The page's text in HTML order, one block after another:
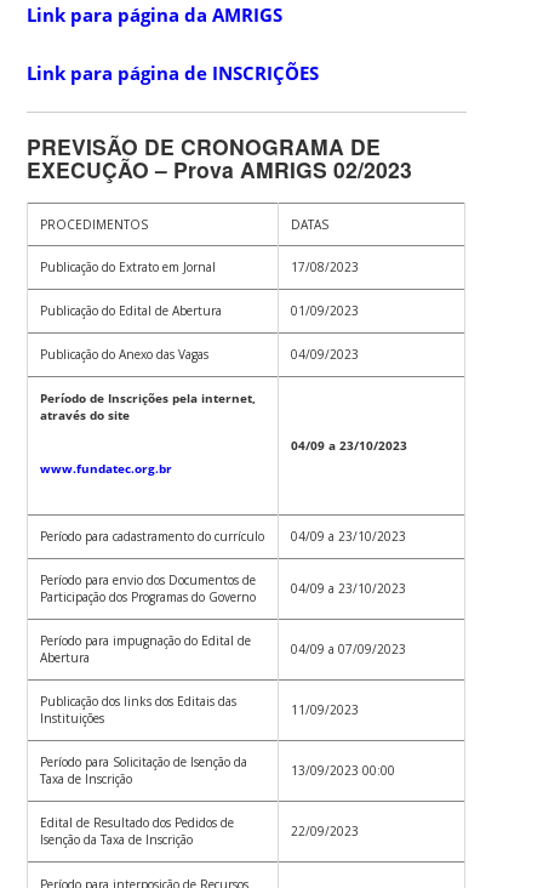
Link para página da AMRIGS
Link para página de INSCRIÇÕES
PREVISÃO DE CRONOGRAMA DE
EXECUÇÃO – Prova AMRIGS 02/2023
PROCEDIMENTOS DATAS
Publicação do Extrato em Jornal 17/08/2023
Publicação do Edital de Abertura 01/09/2023
Publicação do Anexo das Vagas 04/09/2023
Período de Inscrições pela internet,
através do site
www.fundatec.org.br
04/09 a 23/10/2023
Período para cadastramento do currículo 04/09 a 23/10/2023
Período para envio dos Documentos de
Participação dos Programas do Governo
04/09 a 23/10/2023
Período para impugnação do Edital de
Abertura
04/09 a 07/09/2023
Publicação dos links dos Editais das
Instituições
11/09/2023
Período para Solicitação de Isenção da
Taxa de Inscrição
13/09/2023 00:00
Edital de Resultado dos Pedidos de
Isenção da Taxa de Inscrição
22/09/2023
Período para interposição de Recursos